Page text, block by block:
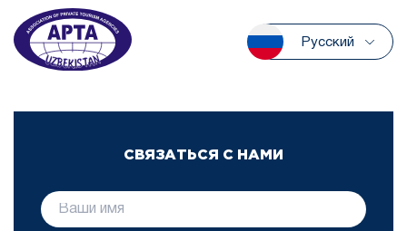
Русский
СВЯЗАТЬСЯ С НАМИ